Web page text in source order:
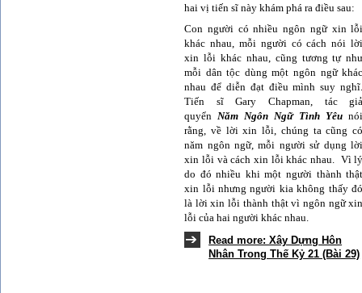
hai vị tiến sĩ này khám phá ra điều sau:
Con người có nhiều ngôn ngữ xin
khác nhau, mỗi người có cách nói
xin lỗi khác nhau, cũng tương tự
mỗi dân tộc dùng một ngôn ngữ
nhau để diễn đạt điều mình suy
Tiến sĩ Gary Chapman, tác
quyển Năm Ngôn Ngữ Tình Yêu
rằng, về lời xin lỗi, chúng ta cũng
năm ngôn ngữ, mỗi người sử dụng
xin lỗi và cách xin lỗi khác nhau. Vì
do đó nhiều khi một người thành
xin lỗi nhưng người kia không thấy
là lời xin lỗi thành thật vì ngôn ngữ
lỗi của hai người khác nhau.
Read more: Xây Dựng Hôn
Nhân Trong Thế Kỷ 21 (Bài 29)